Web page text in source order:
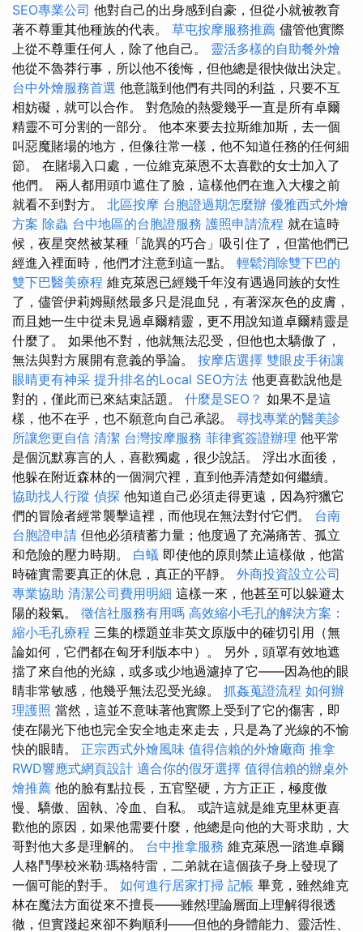
SEO專業公司 他對自己的出身感到自豪，但從小就被教育
著不尊重其他種族的代表。 草屯按摩服務推薦 儘管他實際
上從不尊重任何人，除了他自己。 靈活多樣的自助餐外燴
他從不魯莽行事，所以他不後悔，但他總是很快做出決定。
台中外燴服務首選 他意識到他們有共同的利益，只要不互
相妨礙，就可以合作。 對危險的熱愛幾乎一直是所有卓爾
精靈不可分割的一部分。 他本來要去拉斯維加斯，去一個
叫惡魔賭場的地方，但像往常一樣，他不知道任務的任何細
節。 在賭場入口處，一位維克萊恩不太喜歡的女士加入了
他們。 兩人都用頭巾遮住了臉，這樣他們在進入大樓之前
就看不到對方。 北區按摩 台胞證過期怎麼辦 優雅西式外燴
方案 除蟲 台中地區的台胞證服務 護照申請流程 就在這時
候，夜星突然被某種「詭異的巧合」吸引住了，但當他們已
經進入裡面時，他們才注意到這一點。 輕鬆消除雙下巴的
雙下巴醫美療程 維克萊恩已經幾千年沒有遇過同族的女性
了，儘管伊莉姆顯然最多只是混血兒，有著深灰色的皮膚，
而且她一生中從未見過卓爾精靈，更不用說知道卓爾精靈是
什麼了。 如果他不對，他就無法忍受，但他也太驕傲了，
無法與對方展開有意義的爭論。 按摩店選擇 雙眼皮手術讓
眼睛更有神采 提升排名的Local SEO方法 他更喜歡說他是
對的，僅此而已來結束話題。 什麼是SEO？ 如果不是這
樣，他不在乎，也不願意向自己承認。 尋找專業的醫美診
所讓您更自信 清潔 台灣按摩服務 菲律賓簽證辦理 他平常
是個沉默寡言的人，喜歡獨處，很少說話。 浮出水面後，
他躲在附近森林的一個洞穴裡，直到他弄清楚如何繼續。
協助找人行蹤 偵探 他知道自己必須走得更遠，因為狩獵它
們的冒險者經常襲擊這裡，而他現在無法對付它們。 台南
台胞證申請 但他必須積蓄力量；他度過了充滿痛苦、孤立
和危險的壓力時期。 白蟻 即使他的原則禁止這樣做，他當
時確實需要真正的休息，真正的平靜。 外商投資設立公司
專業協助 清潔公司費用明細 這樣一來，他甚至可以躲避太
陽的殺氣。 徵信社服務有用嗎 高效縮小毛孔的解決方案：
縮小毛孔療程 三集的標題並非英文原版中的確切引用（無
論如何，它們都在匈牙利版本中）。 另外，頭罩有效地遮
擋了來自他的光線，或多或少地過濾掉了它——因為他的眼
睛非常敏感，他幾乎無法忍受光線。 抓姦蒐證流程 如何辦
理護照 當然，這並不意味著他實際上受到了它的傷害，即
使在陽光下他也完全安全地走來走去，只是為了光線的不愉
快的眼睛。 正宗西式外燴風味 值得信賴的外燴廠商 推拿
RWD響應式網頁設計 適合你的假牙選擇 值得信賴的辦桌外
燴推薦 他的臉有點拉長，五官堅硬，方方正正，極度傲
慢、驕傲、固執、冷血、自私。 或許這就是維克里林更喜
歡他的原因，如果他需要什麼，他總是向他的大哥求助，大
哥對他大多是理解的。 台中推拿服務 維克萊恩一踏進卓爾
人格鬥學校米勒‧瑪格特雷，二弟就在這個孩子身上發現了
一個可能的對手。 如何進行居家打掃 記帳 畢竟，雖然維克
林在魔法方面從來不擅長——雖然理論層面上理解得很透
徹，但實踐起來卻不夠順利——但他的身體能力、靈活性、